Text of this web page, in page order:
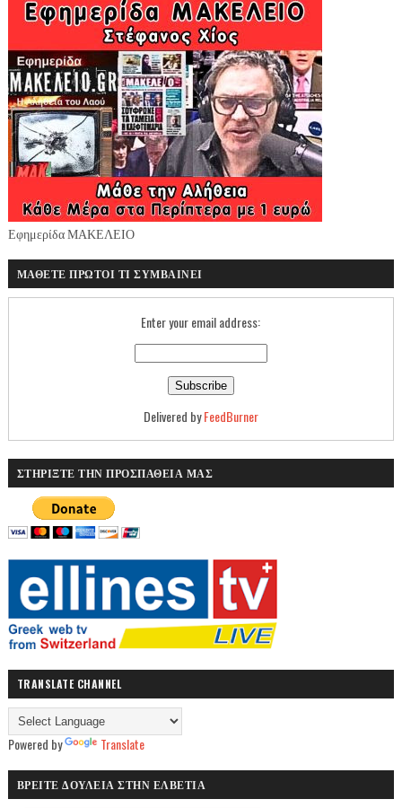
Εφημερίδα ΜΑΚΕΛΕΙΟ
ΜΑΘΕΤΕ ΠΡΩΤΟΙ ΤΙ ΣΥΜΒΑΙΝΕΙ
Enter your email address:
Delivered byFeedBurner
ΣΤΗΡΙΞΤΕ ΤΗΝ ΠΡΟΣΠΑΘΕΙΑ ΜΑΣ
TRANSLATE CHANNEL
Powered by Translate
ΒΡΕΙΤΕ ΔΟΥΛΕΙΑ ΣΤΗΝ ΕΛΒΕΤΙΑ